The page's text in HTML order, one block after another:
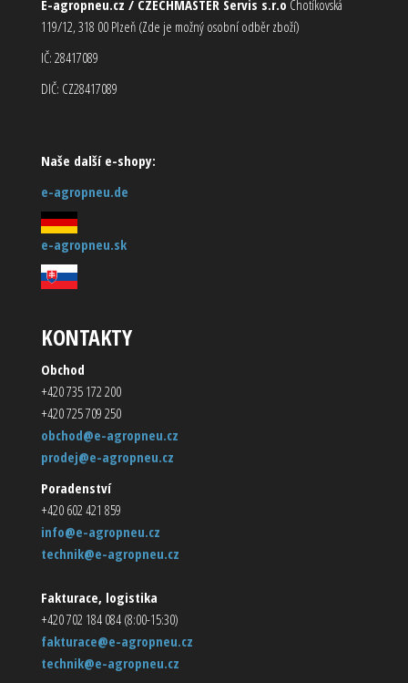
E-agropneu.cz / CZECHMASTER Servis s.r.o Chotíkovská
119/12, 318 00 Plzeň (Zde je možný osobní odběr zboží)
IČ: 28417089
DIČ: CZ28417089
Naše další e-shopy:
e-agropneu.de
e-agropneu.sk
KONTAKTY
Obchod
+420 735 172 200
+420 725 709 250
obchod@e-agropneu.cz
prodej@e-agropneu.cz
Poradenství
+420 602 421 859
info@e-agropneu.cz
technik@e-agropneu.cz
Fakturace, logistika
+420 702 184 084 (8:00-15:30)
fakturace@e-agropneu.cz
technik@e-agropneu.cz